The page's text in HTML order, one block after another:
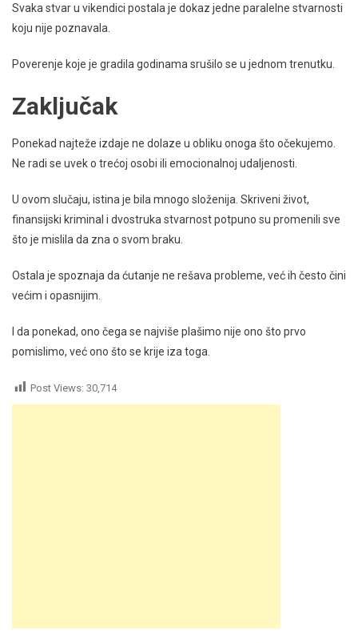
Svaka stvar u vikendici postala je dokaz jedne paralelne stvarnosti
koju nije poznavala.
Poverenje koje je gradila godinama srušilo se u jednom trenutku.
Zaključak
Ponekad najteže izdaje ne dolaze u obliku onoga što očekujemo.
Ne radi se uvek o trećoj osobi ili emocionalnoj udaljenosti.
U ovom slučaju, istina je bila mnogo složenija. Skriveni život,
finansijski kriminal i dvostruka stvarnost potpuno su promenili sve
što je mislila da zna o svom braku.
Ostala je spoznaja da ćutanje ne rešava probleme, već ih često čini
većim i opasnijim.
I da ponekad, ono čega se najviše plašimo nije ono što prvo
pomislimo, već ono što se krije iza toga.
Post Views: 30,714